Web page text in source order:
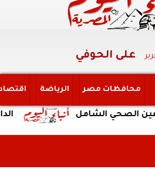
على الحوفي
محافظات مصر الرياضة
الداخلية: ضبط